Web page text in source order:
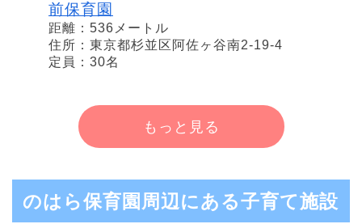
前保育園
距離：536メートル
住所：東京都杉並区阿佐ヶ谷南2-19-4
定員：30名
もっと見る
のはら保育園周辺にある子育て施設